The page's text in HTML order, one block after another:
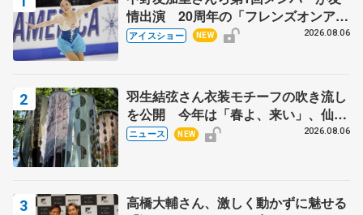
情出演 20周年の「フレンズオンアイ
ス」 宮本賢二さん、有川梨絵さん、
アイスショー NEW 2026.08.06
羽生結弦さん衣装モチーフの吹き流し
を公開 今年は「春よ、来い」、仙台
の瑞鳳殿
ニュース NEW 2026.08.06
高橋大輔さん、激しく動かずに魅せる